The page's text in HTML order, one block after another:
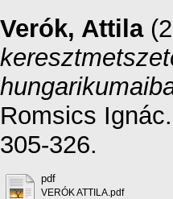
Verók, Attila
Romsics
305-326.
pdf
VERÓK ATTILA.pdf